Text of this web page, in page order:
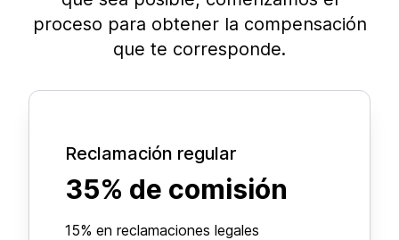
proceso para obtener la compensación
que te corresponde.
Reclamación regular
35% de comisión
15% en reclamaciones legales